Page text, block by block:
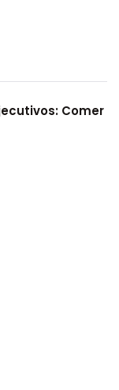
Comer